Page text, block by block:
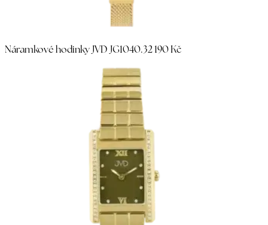
Náramkové hodinky JVD JG1040.32 190 Kč